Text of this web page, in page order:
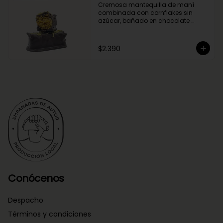
Cremosa mantequilla de maní
combinada con cornflakes sin
azúcar, bañado en chocolate
$2.390
Conócenos
Despacho
Términos y condiciones